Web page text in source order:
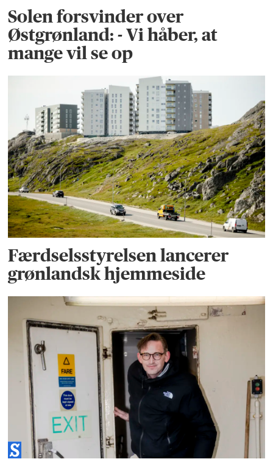
Solen forsvinder over
Østgrønland: - Vi håber, at
mange vil se op
Færdselsstyrelsen lancerer
grønlandsk hjemmeside